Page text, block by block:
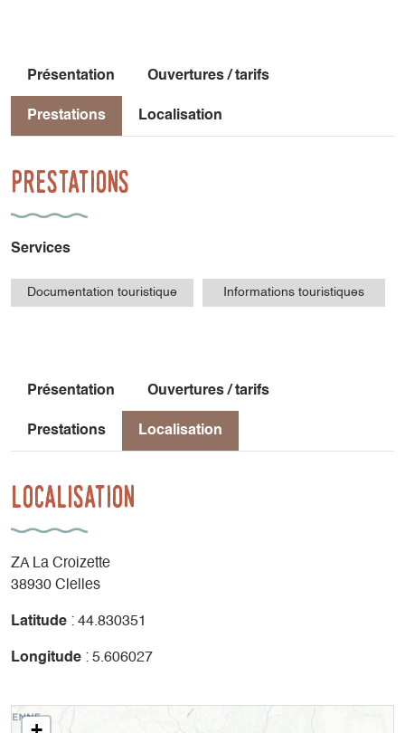
Présentation Ouvertures / tarifs
Prestations Localisation
Prestations
Services
Documentation touristique Informations touristiques
Présentation Ouvertures / tarifs
Prestations Localisation
Localisation
ZA La Croizette
38930 Clelles
Latitude : 44.830351
Longitude : 5.606027